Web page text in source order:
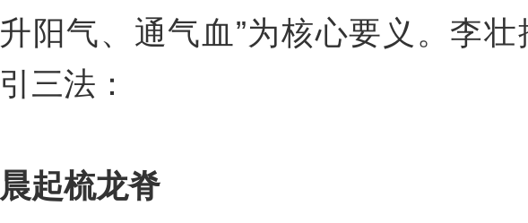
升阳气、通气血”为核心要义。李壮
引三法：
晨起梳龙脊